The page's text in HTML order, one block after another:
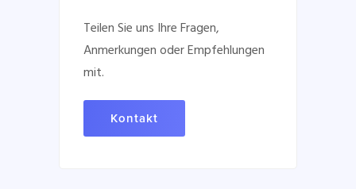
Teilen Sie uns Ihre Fragen,
Anmerkungen oder Empfehlungen
mit.
Kontakt